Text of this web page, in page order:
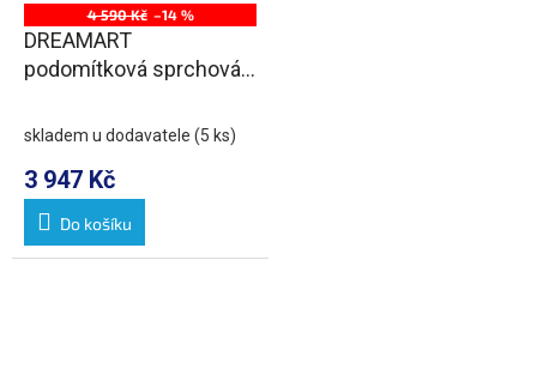
4 590 Kč –14 %
DREAMART
podomítková sprchová
chrom
skladem u dodavatele (5 ks)
3 947 Kč
Do košíku